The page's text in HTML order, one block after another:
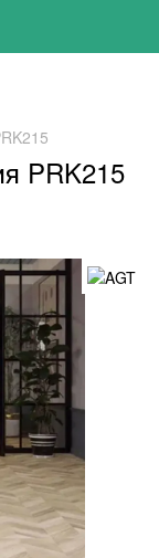
PRK215